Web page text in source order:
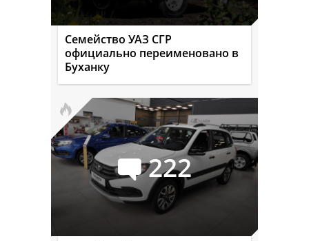
Семейство УАЗ СГР
официально переименовано в
Буханку
222